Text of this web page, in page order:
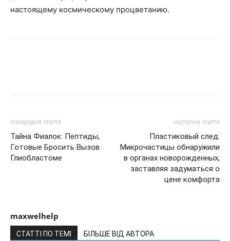
настоящему космическому процветанию.
попередня стаття
Тайна Фиалок: Пептиды,
Готовые Бросить Вызов
Глиобластоме
наступна стаття
Пластиковый след:
Микрочастицы обнаружили
в органах новорожденных,
заставляя задуматься о
цене комфорта
maxwelhelp
СТАТТІ ПО ТЕМІ БІЛЬШЕ ВІД АВТОРА